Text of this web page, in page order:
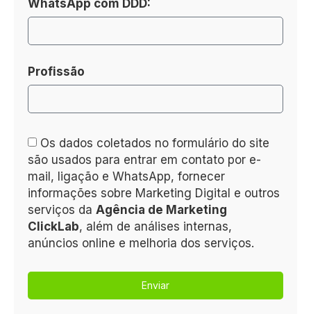
WhatsApp com DDD:
Profissão
Os dados coletados no formulário do site
são usados para entrar em contato por e-
mail, ligação e WhatsApp, fornecer
informações sobre Marketing Digital e outros
serviços da Agência de Marketing
ClickLab, além de análises internas,
anúncios online e melhoria dos serviços.
Enviar